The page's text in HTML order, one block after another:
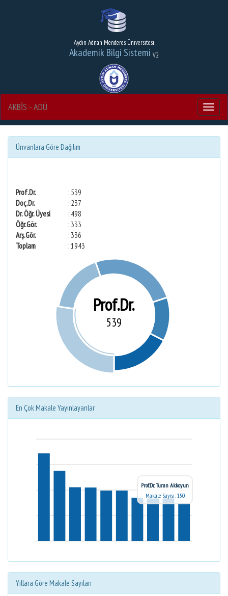
Aydın Adnan Menderes Üniversitesi
Akademik Bilgi Sistemi V2
Menu
AKBİS - ADÜ
Ünvanlara Göre Dağılım
Prof.Dr.
: 539
Doç.Dr.
: 237
Dr. Öğr. Üyesi
: 498
Öğr.Gör.
: 333
Arş.Gör.
: 336
Toplam
: 1943
Prof.Dr.
539
En Çok Makale Yayınlayanlar
Prof.Dr. Turan Akkoyun
Makale Sayısı: 150
Yıllara Göre Makale Sayıları